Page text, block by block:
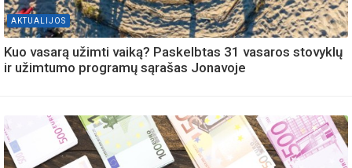
AKTUALIJOS
Kuo vasarą užimti vaiką? Paskelbtas 31 vasaros stovyklų
ir užimtumo programų sąrašas Jonavoje